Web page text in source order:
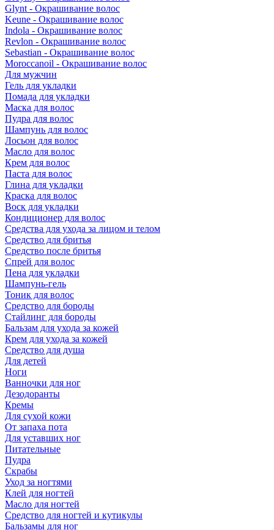
Glynt - Окрашивание волос
Keune - Окрашивание волос
Indola - Окрашивание волос
Revlon - Окрашивание волос
Sebastian - Окрашивание волос
Moroccanoil - Окрашивание волос
Для мужчин
Гель для укладки
Помада для укладки
Маска для волос
Пудра для волос
Шампунь для волос
Лосьон для волос
Масло для волос
Крем для волос
Паста для волос
Глина для укладки
Краска для волос
Воск для укладки
Кондиционер для волос
Средства для ухода за лицом и телом
Средство для бритья
Средство после бритья
Спрей для волос
Пена для укладки
Шампунь-гель
Тоник для волос
Средство для бороды
Стайлинг для бороды
Бальзам для ухода за кожей
Крем для ухода за кожей
Средство для душа
Для детей
Ноги
Ванночки для ног
Дезодоранты
Кремы
Для сухой кожи
От запаха пота
Для уставших ног
Питательные
Пудра
Скрабы
Уход за ногтями
Клей для ногтей
Масло для ногтей
Средство для ногтей и кутикулы
Бальзамы для ног